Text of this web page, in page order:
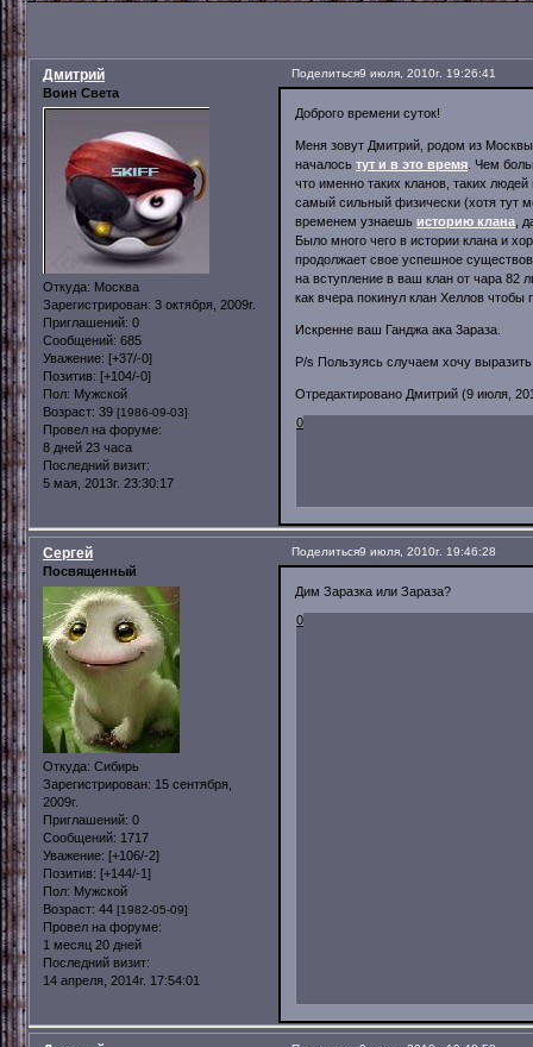
Поделиться9 июля, 2010г. 19:26:41
Дмитрий
Воин Света
Откуда: Москва
Зарегистрирован: 3 октября, 2009г.
Приглашений: 0
Сообщений: 685
Уважение: [+37/-0]
Позитив: [+104/-0]
Пол: Мужской
Возраст: 39 [1986-09-03]
Провел на форуме:
8 дней 23 часа
Последний визит:
5 мая, 2013г. 23:30:17
Доброго времени суток!
Меня зовут Дмитрий, родом из
началось тут и в это время . Чем
что именно таких кланов, таких
самый сильный физически (хотя тут
временем узнаешь историю клана ,
Было много чего в истории клана и
продолжает свое успешное
на вступление в ваш клан от чара 82
как вчера покинул клан Хеллов чтобы
Искренне ваш Ганджа ака 3араза.
P/s Пользуясь случаем хочу
Отредактировано Дмитрий (9 июля,
0
Поделиться9 июля, 2010г. 19:46:28
Сергей
Посвященный
Откуда: Сибирь
Зарегистрирован: 15 сентября,
2009г.
Приглашений: 0
Сообщений: 1717
Уважение: [+106/-2]
Позитив: [+144/-1]
Пол: Мужской
Возраст: 44 [1982-05-09]
Провел на форуме:
1 месяц 20 дней
Последний визит:
14 апреля, 2014г. 17:54:01
Дим Заразка или Зараза?
0